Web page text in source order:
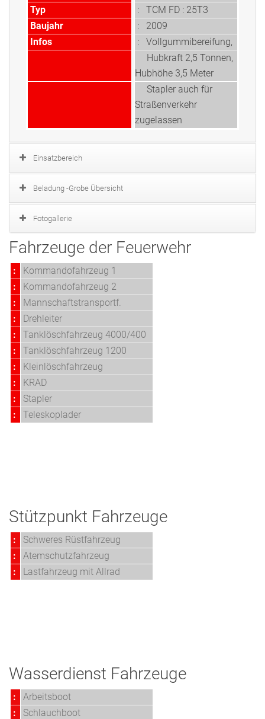
Typ
: TCM FD : 25T3
Baujahr
: 2009
Infos
: Vollgummibereifung,
Hubkraft 2,5 Tonnen,
Hubhöhe 3,5 Meter
Stapler auch für
Straßenverkehr
zugelassen
Einsatzbereich
Beladung -Grobe Übersicht
Fotogallerie
Fahrzeuge der Feuerwehr
:
Kommandofahrzeug 1
:
Kommandofahrzeug 2
:
Mannschaftstransportf.
:
Drehleiter
:
Tanklöschfahrzeug 4000/400
:
Tanklöschfahrzeug 1200
:
Kleinlöschfahrzeug
:
KRAD
:
Stapler
:
Teleskoplader
Stützpunkt Fahrzeuge
:
Schweres Rüstfahrzeug
:
Atemschutzfahrzeug
:
Lastfahrzeug mit Allrad
Wasserdienst Fahrzeuge
:
Arbeitsboot
:
Schlauchboot